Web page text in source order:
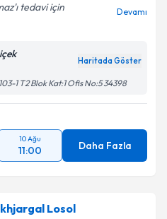
tedavi için
Devamı
Haritada Göster
1 T2 Blok Kat:1 Ofis No:5 34398
10 Ağu
11:00 Daha Fazla
Losol